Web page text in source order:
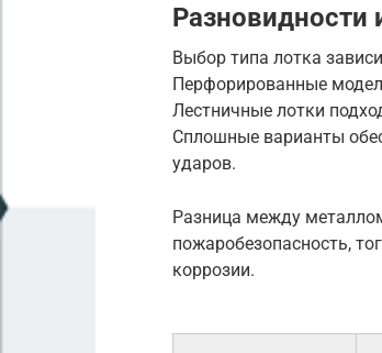
Разновидности
Выбор типа лотка
Перфорированные
Лестничные лотки
Сплошные варианты
ударов.
Разница между
пожаробезопасность,
коррозии.